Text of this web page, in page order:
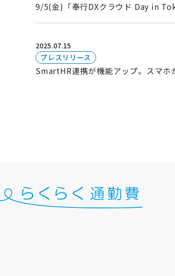
9/5(金)「奉行DXクラウド Day in
2025.07.15
プレスリリース
SmartHR連携が機能アップ。スマホ